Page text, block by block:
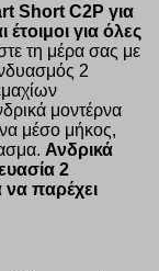
Short C2P για
για όλες
τη μέρα σας με
2
μοντέρνα
μέσο μήκος,
Ανδρικά
2
να παρέχει